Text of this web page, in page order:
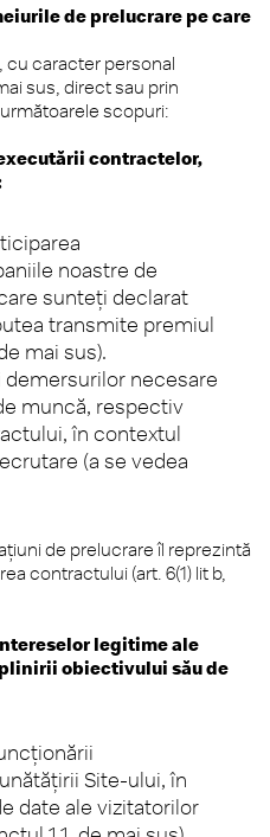
de prelucrare pe care
cu caracter personal
sus, direct sau prin
scopuri:
contractelor,
noastre de
sunteți declarat
transmite premiul
mai sus).
necesare
muncă, respectiv
în contextul
(a se vedea
de prelucrare îl reprezintă
contractului (art. 6(1) lit b,
legitime ale
obiectivului său de
Site-ului, în
date ale vizitatorilor